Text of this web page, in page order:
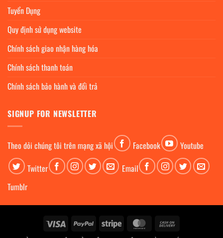
Tuyển Dụng
Quy định sử dụng website
Chính sách giao nhận hàng hóa
Chính sách thanh toán
Chính sách bảo hành và đổi trả
SIGNUP FOR NEWSLETTER
Theo dỏi chúng tôi trên mạng xã hội Facebook
Youtube
Twitter
Email
Tumblr
Visa PayPal Stripe MasterCard